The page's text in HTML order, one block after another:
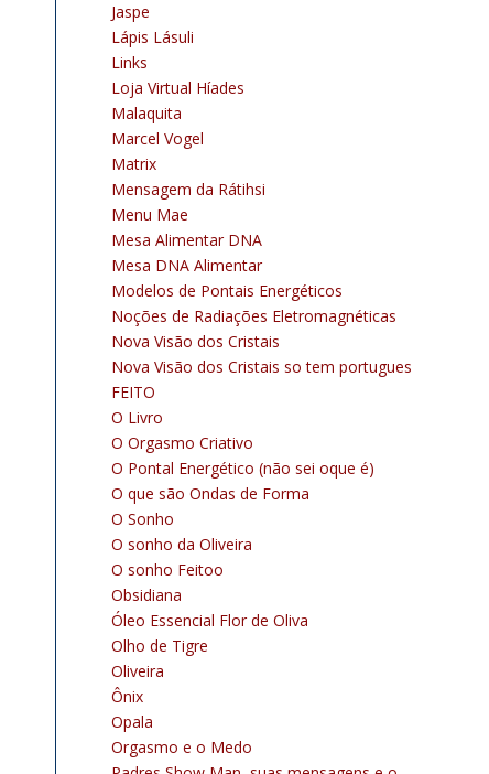
Jaspe
Lápis Lásuli
Links
Loja Virtual Híades
Malaquita
Marcel Vogel
Matrix
Mensagem da Rátihsi
Menu Mae
Mesa Alimentar DNA
Mesa DNA Alimentar
Modelos de Pontais Energéticos
Noções de Radiações Eletromagnéticas
Nova Visão dos Cristais
Nova Visão dos Cristais so tem portugues
FEITO
O Livro
O Orgasmo Criativo
O Pontal Energético (não sei oque é)
O que são Ondas de Forma
O Sonho
O sonho da Oliveira
O sonho Feitoo
Obsidiana
Óleo Essencial Flor de Oliva
Olho de Tigre
Oliveira
Ônix
Opala
Orgasmo e o Medo